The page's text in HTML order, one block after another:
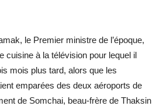
le Premier ministre de l’époque,
cuisine à la télévision pour lequel il
mois plus tard, alors que les
emparées des deux aéroports de
de Somchai, beau-frère de Thaksin